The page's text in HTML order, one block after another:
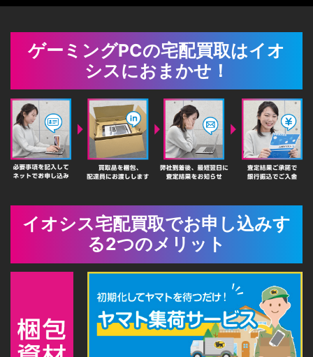
ゲーミングPCの宅配買取はイオ
シスにおまかせ！
イオシス宅配買取でお申し込みす
る2つのメリット